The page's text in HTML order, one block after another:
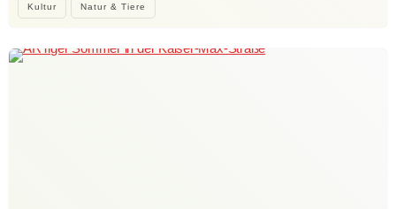
Kultur Natur & Tiere